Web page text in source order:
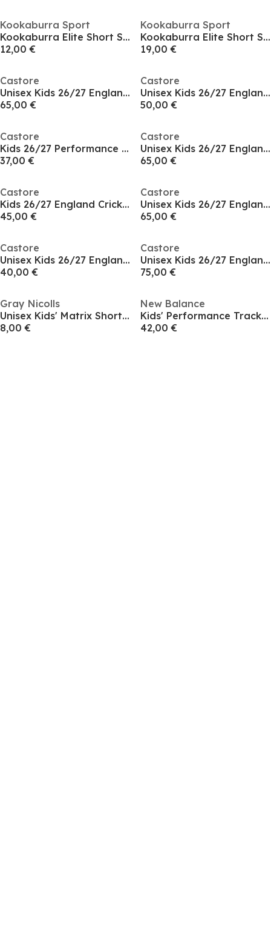
Kookaburra Sport
Kookaburra Elite Short Sleeve Cricket Shirt - Junior Sizes
12,00 €
Kookaburra Sport
Kookaburra Elite Short Sleeve Cricket Shirt - Junior
19,00 €
Castore
Unisex Kids 26/27 England Cricket Test Shirt
65,00 €
Castore
Unisex Kids 26/27 England Cricket Short Sleeve Performance T-Shirt
50,00 €
Castore
Kids 26/27 Performance Shorts
37,00 €
Castore
Unisex Kids 26/27 England Cricket T20 Shirt
65,00 €
Castore
Kids 26/27 England Cricket Performance Shorts
45,00 €
Castore
Unisex Kids 26/27 England Cricket ODI Shirt
65,00 €
Castore
Unisex Kids 26/27 England Cricket Crew Neck T-Shirt
40,00 €
Castore
Unisex Kids 26/27 England Cricket Performance Hoodie
75,00 €
Gray Nicolls
Unisex Kids' Matrix Short-Sleeve Performance T-Shirt
8,00 €
New Balance
Kids' Performance Tracksuit Bottoms
42,00 €